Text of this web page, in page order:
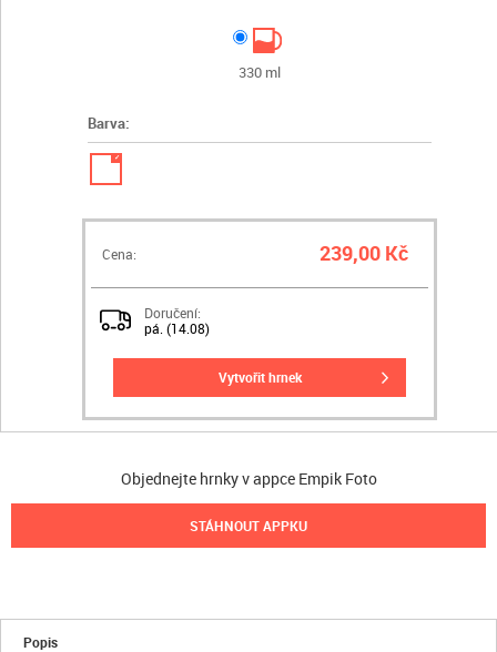
330 ml
Barva:
✓
Cena: 239,00 Kč
Doručení:
pá. (14.08)
vytvořit hrnek
Objednejte hrnky v appce Empik Foto
STÁHNOUT APPKU
Popis